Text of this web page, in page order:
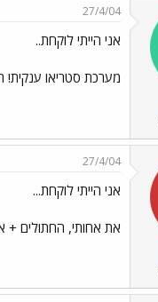
27/4/04
אני הייתי לוקחת..
מערכת סטריאו ענקית!
27/4/04
אני הייתי לוקחת...
את אחותי, החתולים +